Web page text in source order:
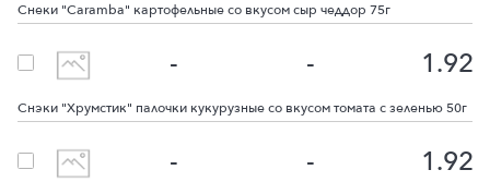
Снеки "Сaramba" картофельные со вкусом сыр чеддор 75г
Снэки "Хрумстик" палочки кукурузные со вкусом томата с зеленью 50г
-
-
-
-
1.92
1.92